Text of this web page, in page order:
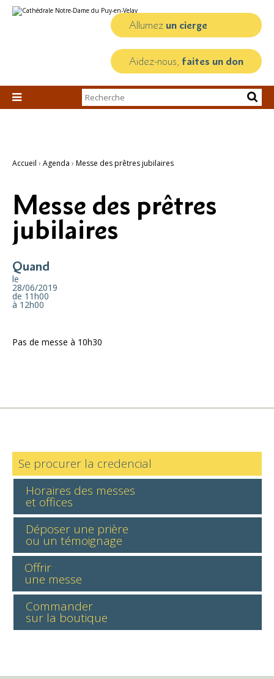
au
personnels
Allumez un cierge
Aidez-nous, faites un don

Chercher par
Recherche
Accueil › Agenda › Messe des prêtres jubilaires
Messe des prêtres
jubilaires
Quand
le
28/06/2019
de 11h00
à 12h00
Pas de messe à 10h30
Se procurer la credencial
Horaires des messes
et offices
Déposer une prière
ou un témoignage
Offrir
une messe
Commander
sur la boutique